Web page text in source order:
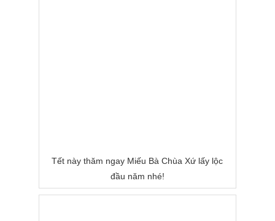
Tết này thăm ngay Miếu Bà Chùa Xứ lấy lộc
đầu năm nhé!